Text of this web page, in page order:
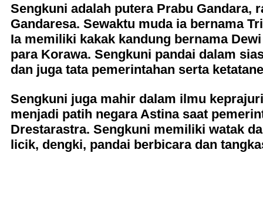
Sengkuni adalah putera Prabu Gandara,
Gandaresa. Sewaktu muda ia bernama
Ia memiliki kakak kandung bernama
para Korawa. Sengkuni pandai dalam
dan juga tata pemerintahan serta
Sengkuni juga mahir dalam ilmu
menjadi patih negara Astina saat
Drestarastra. Sengkuni memiliki watak
licik, dengki, pandai berbicara dan